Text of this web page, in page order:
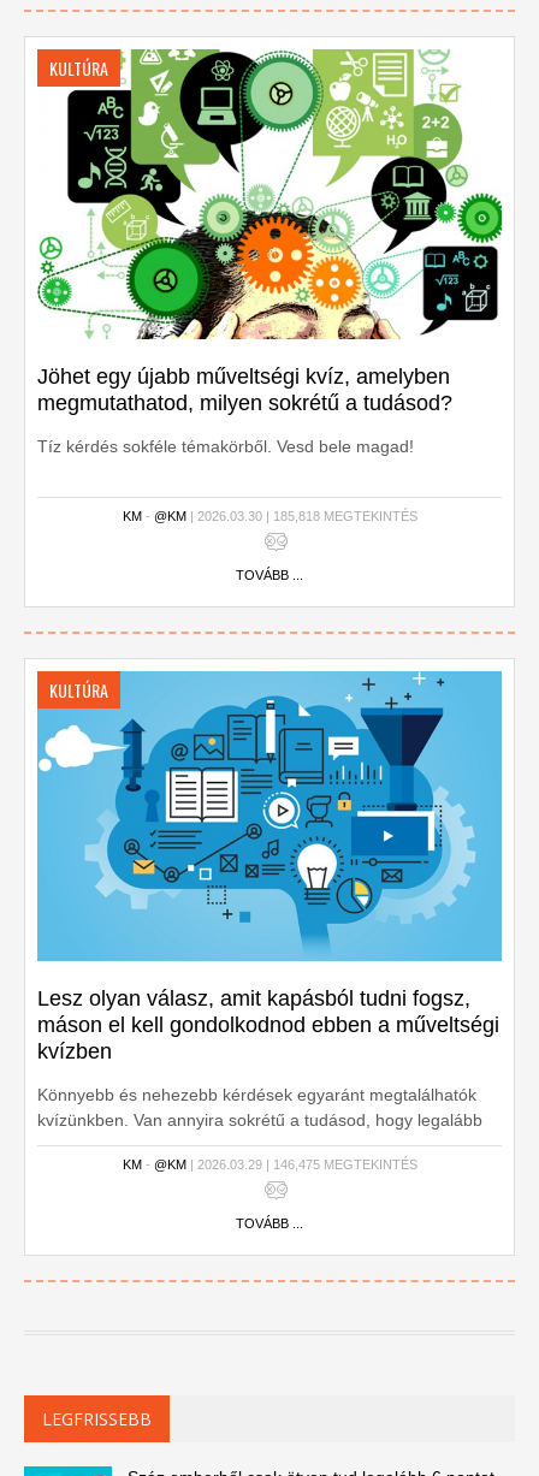
KULTÚRA
Jöhet egy újabb műveltségi kvíz, amelyben
megmutathatod, milyen sokrétű a tudásod?
Tíz kérdés sokféle témakörből. Vesd bele magad!
KM- @KM| 2026.03.30 | 185,818 MEGTEKINTÉS
TOVÁBB ...
KULTÚRA
Lesz olyan válasz, amit kapásból tudni fogsz,
máson el kell gondolkodnod ebben a műveltségi
kvízben
Könnyebb és nehezebb kérdések egyaránt megtalálhatók
kvízünkben. Van annyira sokrétű a tudásod, hogy legalább
hat kérdésre helyes választ tudsz adni a tízből?
KM- @KM| 2026.03.29 | 146,475 MEGTEKINTÉS
TOVÁBB ...
LEGFRISSEBB